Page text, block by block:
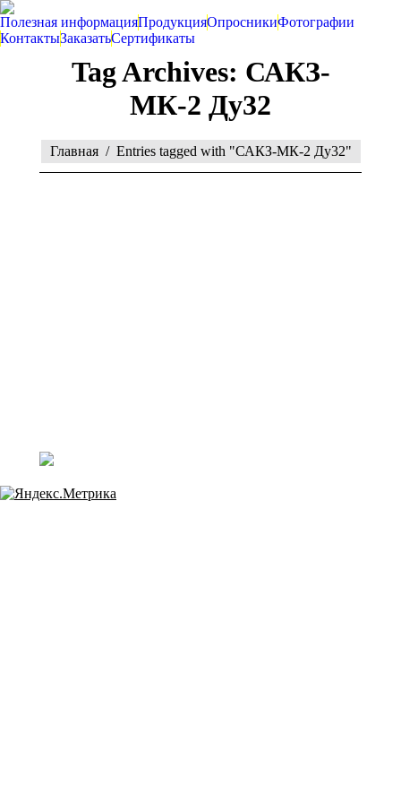
Полезная информацияПродукцияОпросникиФотографии
КонтактыЗаказатьСертификаты
Tag Archives: САКЗ-
МК-2 Ду32
You are here:
Главная
Entries tagged with "САКЗ-МК-2 Ду32"